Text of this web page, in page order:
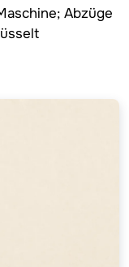
Abzüge